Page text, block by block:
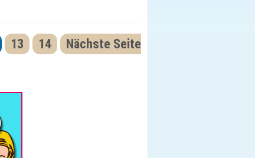
13 14
Nächste Seite